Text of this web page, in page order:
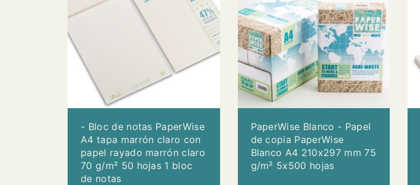
- Bloc de notas PaperWise
A4 tapa marrón claro con
papel rayado marrón claro
70 g/m² 50 hojas 1 bloc
de notas
PaperWise Blanco - Papel
de copia PaperWise
Blanco A4 210x297 mm 75
g/m² 5x500 hojas